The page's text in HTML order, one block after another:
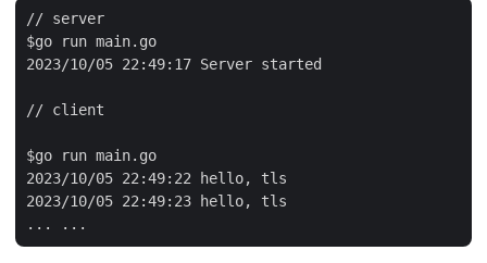
// server
$go run main.go
2023/10/05 22:49:17 Server started
// client
$go run main.go
2023/10/05 22:49:22 hello, tls
2023/10/05 22:49:23 hello, tls